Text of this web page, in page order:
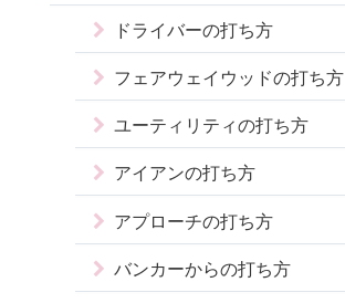
ドライバーの打ち方
フェアウェイウッドの打ち方
ユーティリティの打ち方
アイアンの打ち方
アプローチの打ち方
バンカーからの打ち方